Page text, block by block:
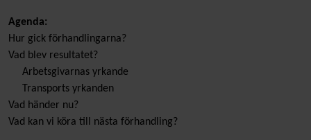
Agenda:
Hur gick förhandlingarna?
Vad blev resultatet?
Arbetsgivarnas yrkande
Transports yrkanden
Vad händer nu?
Vad kan vi köra till nästa förhandling?